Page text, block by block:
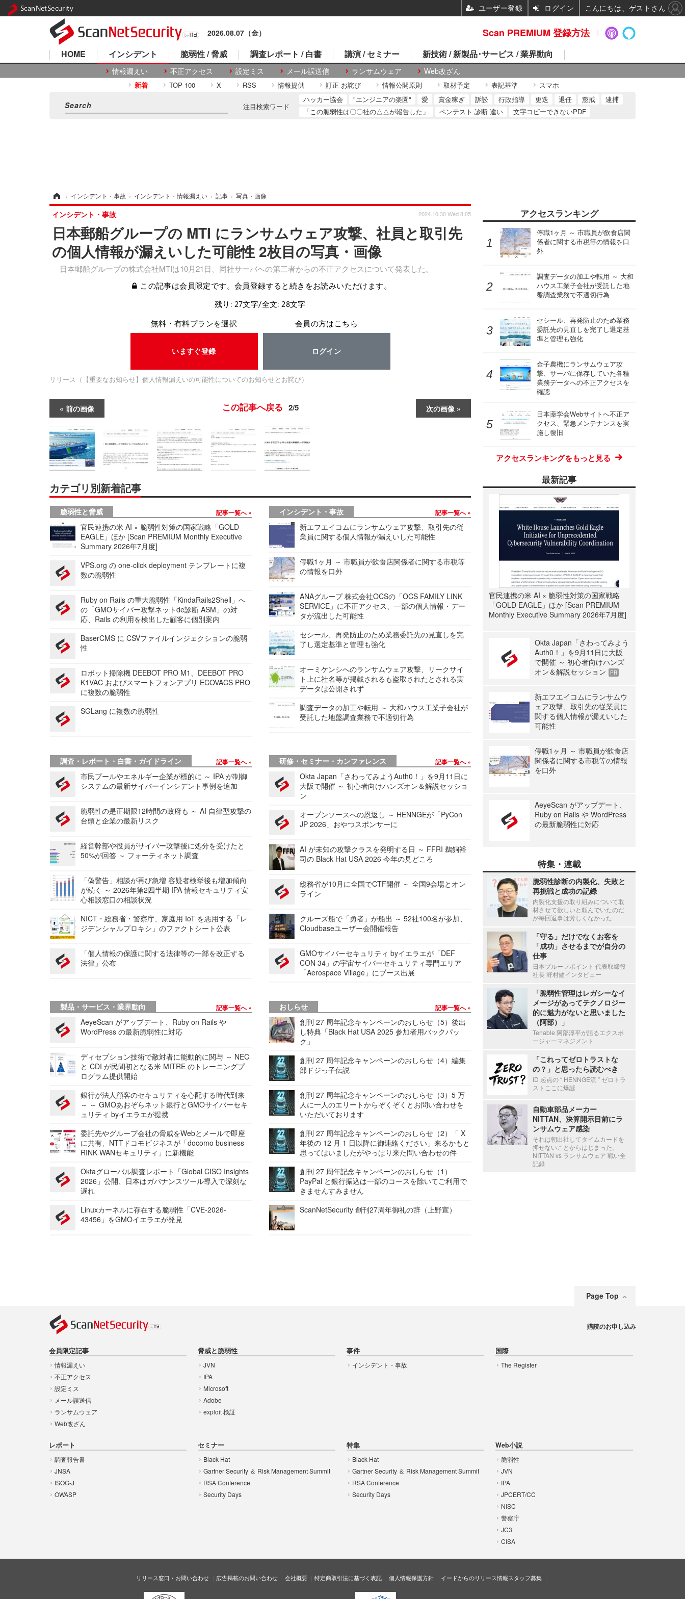
2026.08.07（金）
HOME インシデント
情報漏えい 不正アクセス 設定ミス メール誤送信 ランサムウェア Web改ざん
脆弱性 / 脅威 調査レポート / 白書 講演 / セミナー 新技術 / 新製品･サービス / 業界動向
新着 TOP 100 X RSS 情報提供 訂正 お詫び 情報公開原則 取材予定 表記基準 スマホ
注目検索ワード
ハッカー協会 "エンジニアの楽園" 愛 賞金稼ぎ 訴訟 行政指導 更迭 退任 懲戒
逮捕
「この脆弱性は〇〇社の△△が報告した」
ペンテスト 診断 違い 文字コピーできないPDF
› インシデント・事故 › インシデント・情報漏えい › 記事 › 写真・画像
日本郵船グループの MTI にランサムウェア攻撃、社員と取引先
の個人情報が漏えいした可能性 2枚目の写真・画像
日本郵船グループの株式会社MTIは10月21日、同社サーバへの第三者からの不正アクセスについて発表した。
インシデント・事故 2024.10.30 Wed 8:05
この記事は会員限定です。会員登録すると続きをお読みいただけます。
残り: 27文字/全文: 28文字
無料・有料プランを選択
いますぐ登録
会員の方はこちら
ログイン
リリース（【重要なお知らせ】個人情報漏えいの可能性についてのお知らせとお詫び）
前の画像 次の画像
この記事へ戻る 2/5
カテゴリ別新着記事
脆弱性と脅威 記事一覧へ
官民連携の米 AI × 脆弱性対策の国家戦略「GOLD
EAGLE」ほか [Scan PREMIUM Monthly Executive
Summary 2026年7月度]
VPS.org の one-click deployment テンプレートに複
数の脆弱性
Ruby on Rails の重大脆弱性「KindaRails2Shell」へ
の「GMOサイバー攻撃ネットde診断 ASM」の対
応、Rails の利用を検出した顧客に個別案内
BaserCMS に CSVファイルインジェクションの脆弱
性
ロボット掃除機 DEEBOT PRO M1、DEEBOT PRO
K1VAC およびスマートフォンアプリ ECOVACS PRO
に複数の脆弱性
SGLang に複数の脆弱性
インシデント・事故 記事一覧へ
新エフエイコムにランサムウェア攻撃、取引先の従
業員に関する個人情報が漏えいした可能性
停職1ヶ月 ～ 市職員が飲食店関係者に関する市税等
の情報を口外
ANAグループ 株式会社OCSの「OCS FAMILY LINK
SERVICE」に不正アクセス、一部の個人情報・デー
タが流出した可能性
セシール、再発防止のため業務委託先の見直しを完
了し選定基準と管理も強化
オーミケンシへのランサムウェア攻撃、リークサイ
ト上に社名等が掲載されるも盗取されたとされる実
データは公開されず
調査データの加工や転用 ～ 大和ハウス工業子会社が
受託した地盤調査業務で不適切行為
調査・レポート・白書・ガイドライン 記事一覧へ
市民プールやエネルギー企業が標的に ～ IPA が制御
システムの最新サイバーインシデント事例を追加
脆弱性の是正期限12時間の政府も ～ AI 自律型攻撃の
台頭と企業の最新リスク
経営幹部や役員がサイバー攻撃後に処分を受けたと
50%が回答 ～ フォーティネット調査
「偽警告」相談が再び急増 容疑者検挙後も増加傾向
が続く ～ 2026年第2四半期 IPA 情報セキュリティ安
心相談窓口の相談状況
NICT・総務省・警察庁、家庭用 IoT を悪用する「レ
ジデンシャルプロキシ」のファクトシート公表
「個人情報の保護に関する法律等の一部を改正する
法律」公布
研修・セミナー・カンファレンス 記事一覧へ
Okta Japan「さわってみようAuth0！」を9月11日に
大阪で開催 ～ 初心者向けハンズオン＆解説セッショ
ン
オープンソースへの恩返し ～ HENNGEが「PyCon
JP 2026」おやつスポンサーに
AI が未知の攻撃クラスを発明する日 ～ FFRI 鵜飼裕
司の Black Hat USA 2026 今年の見どころ
総務省が10月に全国でCTF開催 ～ 全国9会場とオン
ライン
クルーズ船で「勇者」が船出 ～ 52社100名が参加、
Cloudbaseユーザー会開催報告
GMOサイバーセキュリティ byイエラエが「DEF
CON 34」の宇宙サイバーセキュリティ専門エリア
「Aerospace Village」にブース出展
製品・サービス・業界動向 記事一覧へ
AeyeScan がアップデート、Ruby on Rails や
WordPress の最新脆弱性に対応
ディセプション技術で敵対者に能動的に関与 ～ NEC
と CDI が民間初となる米 MITRE のトレーニングプ
ログラム提供開始
銀行が法人顧客のセキュリティを心配する時代到来
～ ～ GMOあおぞらネット銀行とGMOサイバーセキ
ュリティ byイエラエが提携
委託先やグループ会社の脅威をWebとメールで即座
に共有、NTTドコモビジネスが「docomo business
RINK WANセキュリティ」に新機能
Oktaグローバル調査レポート「Global CISO Insights
2026」公開、日本はガバナンスツール導入で深刻な
遅れ
Linuxカーネルに存在する脆弱性「CVE-2026-
43456」をGMOイエラエが発見
おしらせ 記事一覧へ
創刊 27 周年記念キャンペーンのおしらせ（5）後出
し特典「Black Hat USA 2025 参加者用バックパッ
ク」
創刊 27 周年記念キャンペーンのおしらせ（4）編集
部ドジっ子伝説
創刊 27 周年記念キャンペーンのおしらせ（3）5 万
人に一人のエリートからぞくぞくとお問い合わせを
いただいております
創刊 27 周年記念キャンペーンのおしらせ（2）「 X
年後の 12 月 1 日以降に御連絡ください」来るかもと
思ってはいましたがやっぱり来た問い合わせの件
創刊 27 周年記念キャンペーンのおしらせ（1）
PayPal と銀行振込は一部のコースを除いてご利用で
きませんすみません
ScanNetSecurity 創刊27周年御礼の辞（上野宣）
アクセスランキング
停職1ヶ月 ～ 市職員が飲食店関
係者に関する市税等の情報を口
外
調査データの加工や転用 ～ 大和
ハウス工業子会社が受託した地
盤調査業務で不適切行為
セシール、再発防止のため業務
委託先の見直しを完了し選定基
準と管理も強化
金子農機にランサムウェア攻
撃、サーバに保存していた各種
業務データへの不正アクセスを
確認
日本薬学会Webサイトへ不正ア
クセス、緊急メンテナンスを実
施し復旧
アクセスランキングをもっと見る
最新記事
官民連携の米 AI × 脆弱性対策の国家戦略
「GOLD EAGLE」ほか [Scan PREMIUM
Monthly Executive Summary 2026年7月度]
Okta Japan「さわってみよう
Auth0！」を9月11日に大阪
で開催 ～ 初心者向けハンズ
オン＆解説セッション
PR
新エフエイコムにランサムウ
ェア攻撃、取引先の従業員に
関する個人情報が漏えいした
可能性
停職1ヶ月 ～ 市職員が飲食店
関係者に関する市税等の情報
を口外
AeyeScan がアップデート、
Ruby on Rails や WordPress
の最新脆弱性に対応
特集・連載
脆弱性診断の内製化、失敗と
再挑戦と成功の記録
内製化支援の取り組みについて取
材させて欲しいと頼んでいたのだ
が毎回返事は芳しくなかった
「守る」だけでなくお客を
「成功」させるまでが自分の
仕事
日本プルーフポイント 代表取締役
社長 野村健インタビュー
「脆弱性管理はレガシーなイ
メージがあってテクノロジー
的に魅力がないと思いました
（阿部）」
Tenable 阿部淳平が語るエクスポ
ージャーマネジメント
「これってゼロトラストな
の？」と思ったら読むべき
ID 起点の “ HENNGE流 ” ゼロトラ
ストここに爆誕
自動車部品メーカー
NITTAN、決算開示目前にラ
ンサムウェア感染
それは朝出社してタイムカードを
押せないことからはじまった。
NITTAN vs ランサムウェア 戦い全
記録
Page Top
会員限定記事
情報漏えい
不正アクセス
設定ミス
メール誤送信
ランサムウェア
Web改ざん
脅威と脆弱性
JVN
IPA
Microsoft
Adobe
exploit 検証
事件
インシデント・事故
国際
The Register
レポート
調査報告書
JNSA
ISOG-J
OWASP
セミナー
Black Hat
Gartner Security ＆ Risk Management Summit
RSA Conference
Security Days
特集
Black Hat
Gartner Security ＆ Risk Management Summit
RSA Conference
Security Days
Web小説
脆弱性
JVN
IPA
JPCERT/CC
NISC
警察庁
JC3
CISA
購読のお申し込み
リリース窓口・お問い合わせ 広告掲載のお問い合わせ 会社概要 特定商取引法に基づく表記 個人情報保護方針 イードからのリリース情報スタッフ募集
Scan PREMIUM 登録方法
ScanNetSecurity ユーザー登録 ログイン こんにちは、ゲストさん